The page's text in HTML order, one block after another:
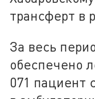
трансферт в
За весь
обеспечено
071 пациент